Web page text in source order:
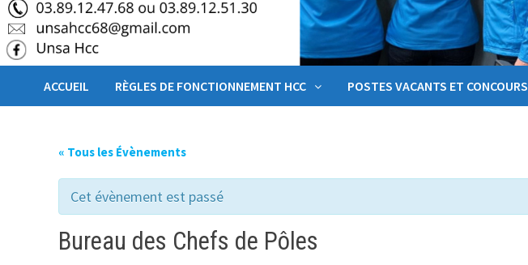
ACCUEIL RÈGLES DE FONCTIONNEMENT HCC POSTES VACANTS ET CONCOURS
« Tous les Évènements
Cet évènement est passé
Bureau des Chefs de Pôles